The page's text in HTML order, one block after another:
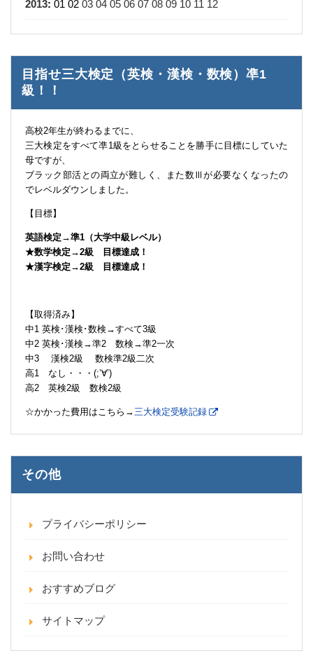
2013: 01 02 03 04 05 06 07 08 09 10 11 12
目指せ三大検定（英検・漢検・数検）凖1
級！！
高校2年生が終わるまでに、
三大検定をすべて凖1級をとらせることを勝手に目標にしていた
母ですが、
ブラック部活との両立が難しく、また数Ⅲが必要なくなったの
でレベルダウンしました。
【目標】
英語検定→準1（大学中級レベル）
★数学検定→2級 目標達成！
★漢字検定→2級 目標達成！
【取得済み】
中1 英検･漢検･数検→すべて3級
中2 英検･漢検→準2 数検→準2一次
中3 漢検2級 数検準2級二次
高1 なし・・・(;’∀’)
高2 英検2級 数検2級
☆かかった費用はこちら→ 三大検定受験記録
その他
プライバシーポリシー
お問い合わせ
おすすめブログ
サイトマップ